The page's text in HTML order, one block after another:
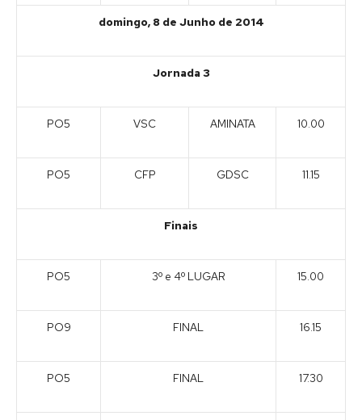
domingo, 8 de Junho de 2014
Jornada 3
PO5 VSC AMINATA 10.00
PO5 CFP GDSC 11.15
Finais
PO5 3º e 4º LUGAR 15.00
PO9 FINAL 16.15
PO5 FINAL 17.30